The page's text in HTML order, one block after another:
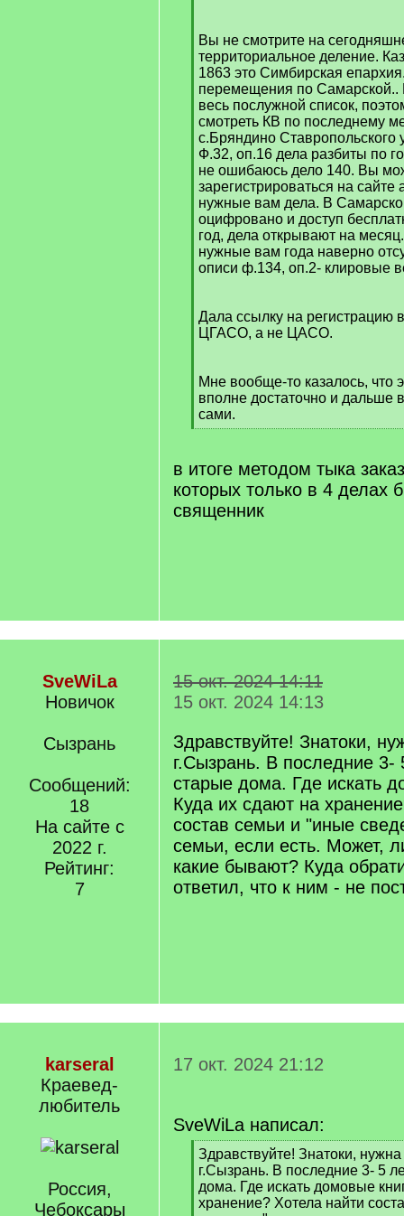
Вы не смотрите на
территориальное деление.
1863 это Симбирская
перемещения по
весь послужной список,
смотреть КВ по последнему
с.Бряндино Ставропольского
Ф.32, оп.16 дела разбиты по
не ошибаюсь дело 140. Вы
зарегистрироваться на сайте
нужные вам дела. В
оцифровано и доступ
год, дела открывают на
нужные вам года наверно
описи ф.134, оп.2- клировые
Дала ссылку на регистрацию
ЦГАСО, а не ЦАСО.
Мне вообще-то казалось, что
вполне достаточно и дальше
сами.
[
q
]
в итоге методом тыка
которых только в 4 делах
священник
SveWiLa
Новичок
Сызрань
Сообщений:
18
На сайте с
2022 г.
Рейтинг:
7
15 окт. 2024 14:11
15 окт. 2024 14:13
Здравствуйте! Знатоки,
г.Сызрань. В последние 3-
старые дома. Где искать
Куда их сдают на
состав семьи и "иные
семьи, если есть. Может,
какие бывают? Куда
ответил, что к ним - не
karseral
Краевед-
любитель
Россия,
Чебоксары
17 окт. 2024 21:12
SveWiLa написал:
[
q
]
Здравствуйте! Знатоки, нужна
г.Сызрань. В последние 3- 5
дома. Где искать домовые
хранение? Хотела найти